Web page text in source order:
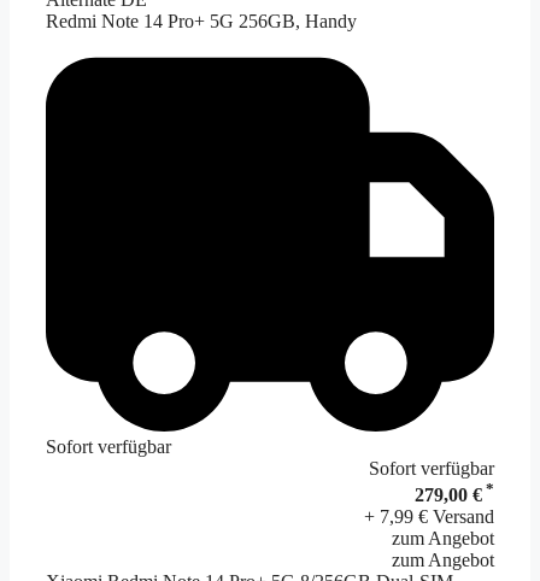
Redmi Note 14 Pro+ 5G 256GB, Handy
Sofort verfügbar
Sofort verfügbar
279,00 € *
+ 7,99 € Versand
zum Angebot
zum Angebot